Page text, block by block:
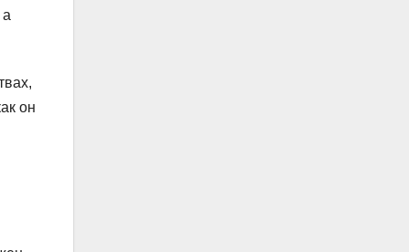
а
он